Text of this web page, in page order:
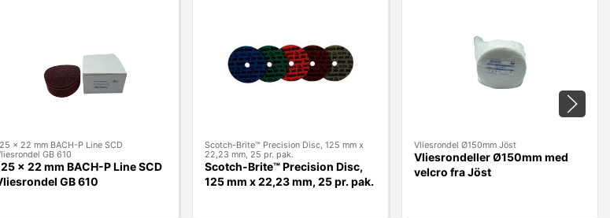
x 22 mm BACH-P Line SCD
GB 610
x 22 mm BACH-P Line SCD
GB 610
Scotch-Brite™ Precision Disc, 125 mm x
22,23 mm, 25 pr. pak.
Scotch-Brite™ Precision Disc,
125 mm x 22,23 mm, 25 pr. pak.
Vliesrondel Ø150mm Jöst
Vliesrondeller Ø150mm med
velcro fra Jöst